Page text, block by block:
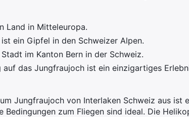
Land in Mitteleuropa.
ein Gipfel in den Schweizer Alpen.
im Kanton Bern in der Schweiz.
das Jungfraujoch ist ein einzigartiges
Jungfraujoch von Interlaken Schweiz aus ist
Bedingungen zum Fliegen sind ideal. Die